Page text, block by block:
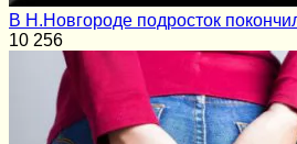
В Н.Новгороде подросток
10 256